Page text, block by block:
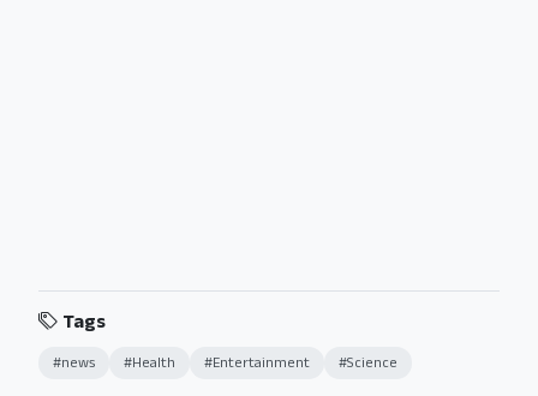
Tags
#news #Health #Entertainment #Science